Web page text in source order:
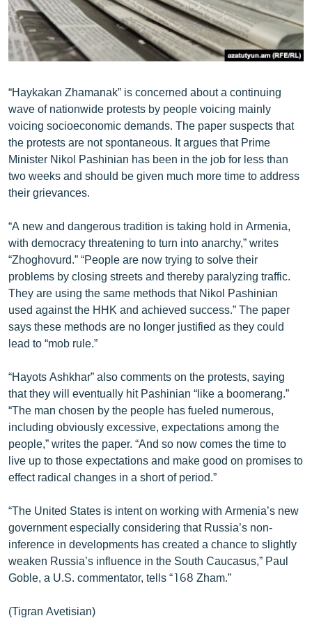
ՄԻՋԱԶԳԱՅԻՆ
ՄՇԱԿՈՒՅԹ
ՍՊՈՐՏ
ՄԵԿՆԱԲԱՆՈՒԹՅՈՒՆ
ՏՏ ԵՒ ԻՆՏԵՐՆԵՏ
ԿՈՐՈՆԱՎԻՐՈՒՍ
ԱՐԽԻՎ
ՏԵՍԱՆՅՈՒԹԵՐ
ՁԳՏԵԼՈՎ ԼԱՎԱԳՈՒՅՆԻՆ
ՓՈԴՔԱՍԹ
Հայերեն
English
Русский
ՀԵՏԵՎԵՔ ՄԵԶ
«Ազատության» բոլոր կայքերը
“Haykakan Zhamanak” is concerned about a continuing
wave of nationwide protests by people voicing mainly
voicing socioeconomic demands. The paper suspects that
the protests are not spontaneous. It argues that Prime
Minister Nikol Pashinian has been in the job for less than
two weeks and should be given much more time to address
their grievances.
“A new and dangerous tradition is taking hold in Armenia,
with democracy threatening to turn into anarchy,” writes
“Zhoghovurd.” “People are now trying to solve their
problems by closing streets and thereby paralyzing traffic.
They are using the same methods that Nikol Pashinian
used against the HHK and achieved success.” The paper
says these methods are no longer justified as they could
lead to “mob rule.”
“Hayots Ashkhar” also comments on the protests, saying
that they will eventually hit Pashinian “like a boomerang.”
“The man chosen by the people has fueled numerous,
including obviously excessive, expectations among the
people,” writes the paper. “And so now comes the time to
live up to those expectations and make good on promises to
effect radical changes in a short of period.”
“The United States is intent on working with Armenia’s new
government especially considering that Russia’s non-
inference in developments has created a chance to slightly
weaken Russia’s influence in the South Caucasus,” Paul
Goble, a U.S. commentator, tells “168 Zham.”
(Tigran Avetisian)